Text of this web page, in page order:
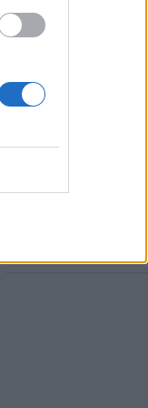
Barcellona e Real
Trattative le vivo
Non solo il Real
Rodri
City scatenato sulle
Neto, Savinho spinge
Manchester City,
prende tempo, sette
Futuro in bilico per
si inserisce per